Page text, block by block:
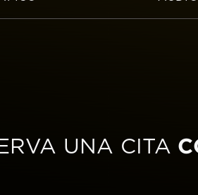
UNA CITA